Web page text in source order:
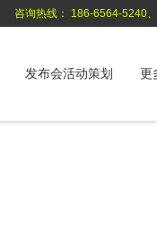
咨询热线： 186-6564-5240
发布会活动策划 更